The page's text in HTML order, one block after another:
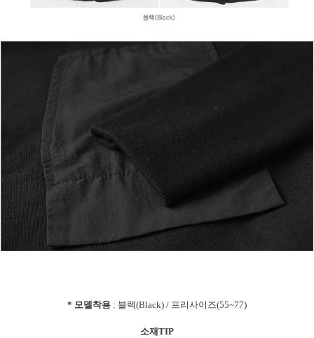
* 모델착용 : 블랙(Black) / 프리사이즈(55~77)
소재TIP